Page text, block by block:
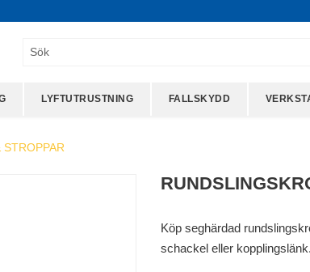
LYFTUTRUSTNING FALLSKYDD
Köp seghärdad
schackel eller